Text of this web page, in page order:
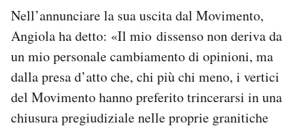
Hai bisogno di aiuto?
Esci
Nell’annunciare la sua uscita dal Movimento,
Angiola ha detto: «Il mio dissenso non deriva da
un mio personale cambiamento di opinioni, ma
dalla presa d’atto che, chi più chi meno, i vertici
del Movimento hanno preferito trincerarsi in una
chiusura pregiudiziale nelle proprie granitiche